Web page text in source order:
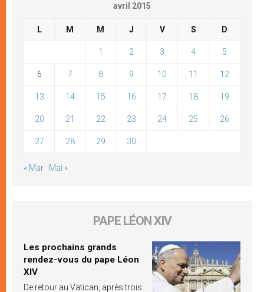
avril 2015
L M M J V S D
1 2 3 4 5
6 7 8 9 10 11 12
13 14 15 16 17 18 19
20 21 22 23 24 25 26
27 28 29 30
« Mar Mai »
PAPE LÉON XIV
Les prochains grands
rendez-vous du pape Léon
XIV
De retour au Vatican, après trois